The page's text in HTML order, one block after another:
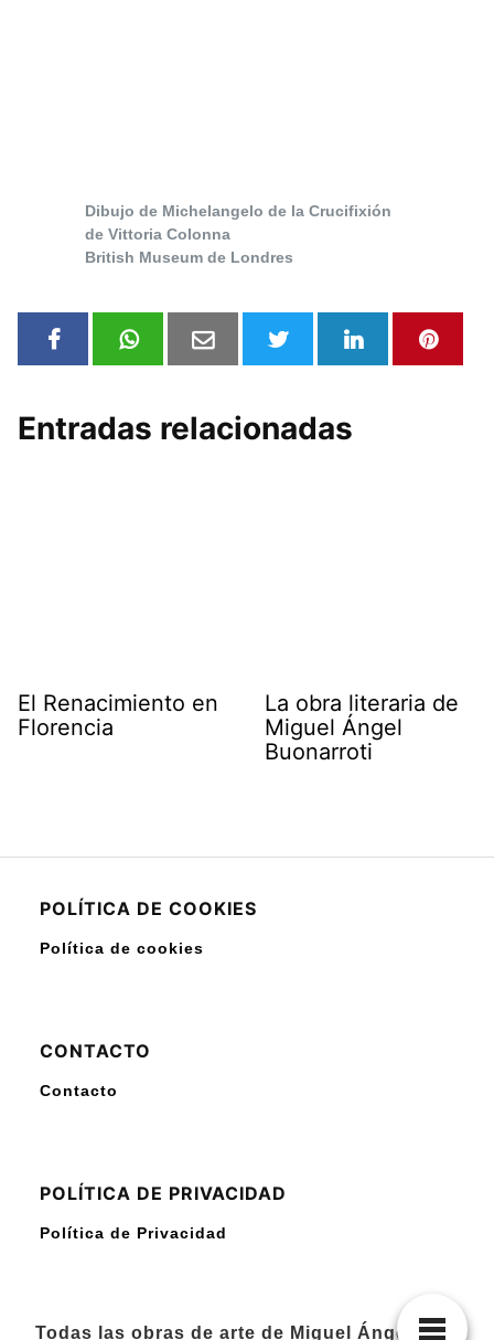
Dibujo de Michelangelo de la Crucifixión
de Vittoria Colonna
British Museum de Londres
Entradas relacionadas
El Renacimiento en
Florencia
La obra literaria de
Miguel Ángel
Buonarroti
POLÍTICA DE COOKIES
Política de cookies
CONTACTO
Contacto
POLÍTICA DE PRIVACIDAD
Política de Privacidad
Todas las obras de arte de Miguel Ángel